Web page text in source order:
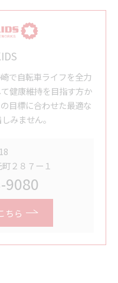
で自転車ライフを全力
健康維持を目指す方か
目標に合わせた最適な
みません。
２８７ー１
9080
ちら